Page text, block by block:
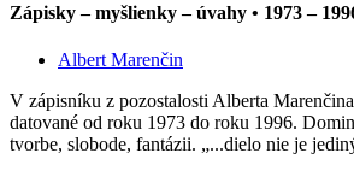
Zápisky – myšlienky – úvahy • 1973 –
Albert Marenčin
V zápisníku z pozostalosti Alberta
datované od roku 1973 do roku 1996.
tvorbe, slobode, fantázii. „...dielo nie je